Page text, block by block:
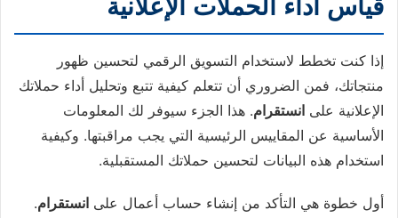
قياس أداء الحملات الإعلانية
إذا كنت تخطط لاستخدام التسويق الرقمي لتحسين ظهور
منتجاتك، فمن الضروري أن تتعلم كيفية تتبع وتحليل أداء حملاتك
الإعلانية على انستقرام. هذا الجزء سيوفر لك المعلومات
الأساسية عن المقاييس الرئيسية التي يجب مراقبتها. وكيفية
استخدام هذه البيانات لتحسين حملاتك المستقبلية.
أول خطوة هي التأكد من إنشاء حساب أعمال على انستقرام.